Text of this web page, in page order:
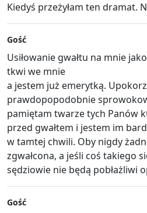
Kiedyś przeżyłam ten dramat.
Gość
Usiłowanie gwałtu na mnie
tkwi we mnie
a jestem już emerytką.
prawdopopodobnie
pamiętam twarze tych Panów
przed gwałtem i jestem im
w tamtej chwili. Oby nigdy
zgwałcona, a jeśli coś takiego
sędziowie nie będą pobłażliwi
Gość